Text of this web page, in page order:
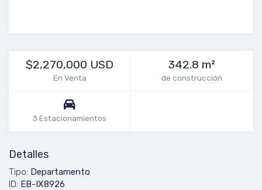
$2,270,000 USD
En Venta
342.8 m²
de construcción
3 Estacionamientos
Detalles
Tipo: Departamento
ID: EB-IX8926